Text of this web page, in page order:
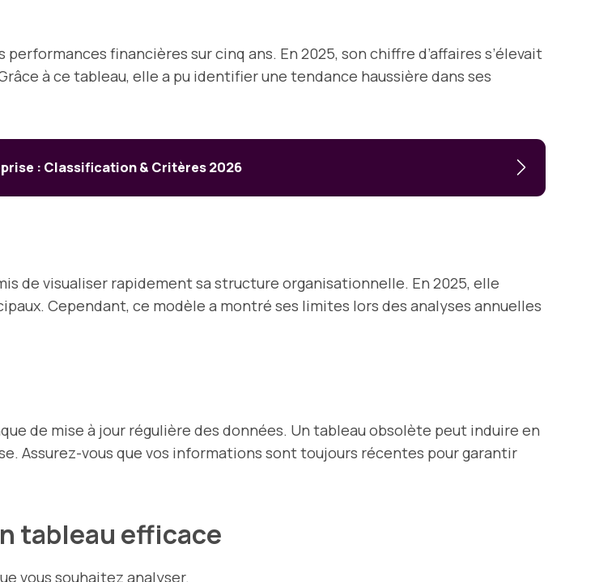
financières sur cinq ans. En 2025, son chiffre d’affaires s’élevait
à ce tableau, elle a pu identifier une tendance haussière dans ses
: Classification & Critères 2026
de visualiser rapidement sa structure organisationnelle. En 2025, elle
Cependant, ce modèle a montré ses limites lors des analyses annuelles
de mise à jour régulière des données. Un tableau obsolète peut induire en
Assurez-vous que vos informations sont toujours récentes pour garantir
tableau efficace
vous souhaitez analyser.